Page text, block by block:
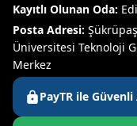
Kayıtlı Olunan Oda:
Posta Adresi:
Üniversitesi Teknoloji
Merkez
PayTR ile Güvenli